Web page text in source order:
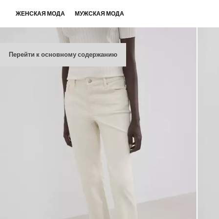
Перейти к основному содержанию
ЖЕНСКАЯ МОДА МУЖСКАЯ МОДА